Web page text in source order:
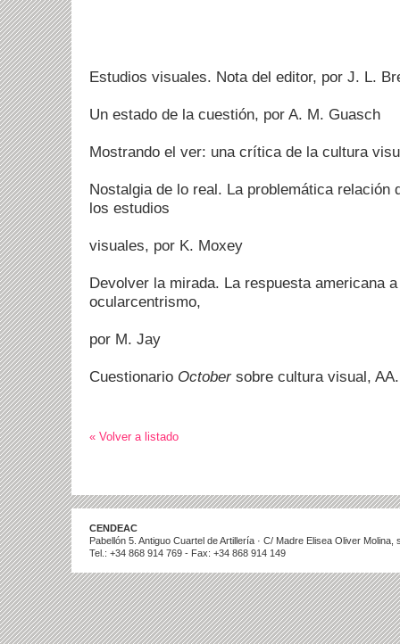
Estudios visuales. Nota del editor, por J. L.
Un estado de la cuestión, por A. M. Guasch
Mostrando el ver: una crítica de la cultura
Nostalgia de lo real. La problemática relación
los estudios
visuales, por K. Moxey
Devolver la mirada. La respuesta americana
ocularcentrismo,
por M. Jay
Cuestionario Octobersobre cultura visual,
« Volver a listado
CENDEAC
Pabellón 5. Antiguo Cuartel de Artillería · C/ Madre Elisea Oliver
Tel.: +34 868 914 769 - Fax: +34 868 914 149